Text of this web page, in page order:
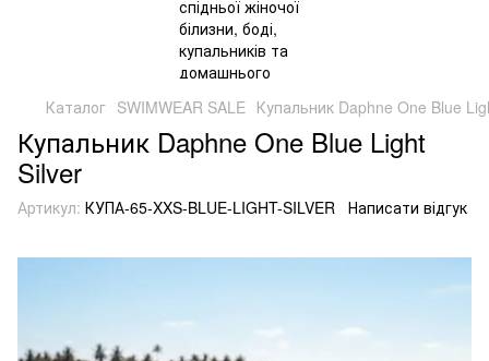
Каталог SWIMWEAR SALE Купальник Daphne One Blue
Купальник Daphne One Blue Light
Silver
Артикул: КУПА-65-XXS-BLUE-LIGHT-SILVER Написати відгук